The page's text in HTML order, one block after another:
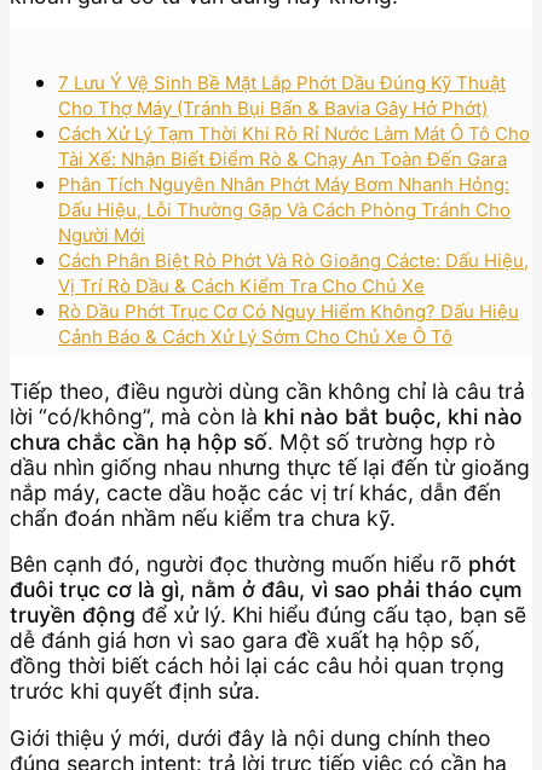
7 Lưu Ý Vệ Sinh Bề Mặt Lắp Phớt Dầu Đúng Kỹ Thuật
Cho Thợ Máy (Tránh Bụi Bẩn & Bavia Gây Hở Phớt)
Cách Xử Lý Tạm Thời Khi Rò Rỉ Nước Làm Mát Ô Tô Cho
Tài Xế: Nhận Biết Điểm Rò & Chạy An Toàn Đến Gara
Phân Tích Nguyên Nhân Phớt Máy Bơm Nhanh Hỏng:
Dấu Hiệu, Lỗi Thường Gặp Và Cách Phòng Tránh Cho
Người Mới
Cách Phân Biệt Rò Phớt Và Rò Gioăng Cácte: Dấu Hiệu,
Vị Trí Rò Dầu & Cách Kiểm Tra Cho Chủ Xe
Rò Dầu Phớt Trục Cơ Có Nguy Hiểm Không? Dấu Hiệu
Cảnh Báo & Cách Xử Lý Sớm Cho Chủ Xe Ô Tô
Tiếp theo, điều người dùng cần không chỉ là câu trả
lời “có/không”, mà còn là khi nào bắt buộc, khi nào
chưa chắc cần hạ hộp số. Một số trường hợp rò
dầu nhìn giống nhau nhưng thực tế lại đến từ gioăng
nắp máy, cacte dầu hoặc các vị trí khác, dẫn đến
chẩn đoán nhầm nếu kiểm tra chưa kỹ.
Bên cạnh đó, người đọc thường muốn hiểu rõ phớt
đuôi trục cơ là gì, nằm ở đâu, vì sao phải tháo cụm
truyền động để xử lý. Khi hiểu đúng cấu tạo, bạn sẽ
dễ đánh giá hơn vì sao gara đề xuất hạ hộp số,
đồng thời biết cách hỏi lại các câu hỏi quan trọng
trước khi quyết định sửa.
Giới thiệu ý mới, dưới đây là nội dung chính theo
đúng search intent: trả lời trực tiếp việc có cần hạ